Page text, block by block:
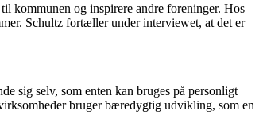
kommunen og inspirere andre foreninger. Hos
Schultz fortæller under interviewet, at det er
sig selv, som enten kan bruges på personligt
bruger bæredygtig udvikling, som en